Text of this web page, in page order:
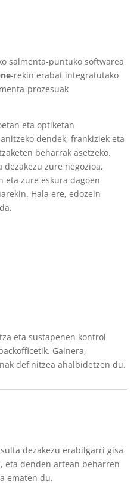
salmenta-puntuko softwarea
-rekin erabat integratutako
prozesuak
eta optiketan
dendek, frankiziek eta
beharrak asetzeko.
zure negozioa,
eta zure eskura dagoen
Hala ere, edozein
eta sustapenen kontrol
Gainera,
definitzea ahalbidetzen du.
dezakezu erabilgarri gisa
eta denden artean beharren
ematen du.